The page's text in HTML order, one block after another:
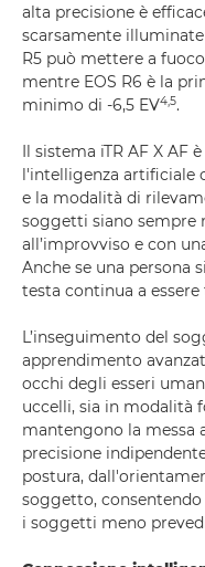
alta precisione è
scarsamente
R5 può mettere a
mentre EOS R6 è la
minimo di -6,5 EV4,5.
Il sistema iTR AF X AF
l'intelligenza artificiale
e la modalità di
soggetti siano sempre
all’improvviso e con
Anche se una persona
testa continua a essere
L’inseguimento del
apprendimento
occhi degli esseri
uccelli, sia in modalità
mantengono la messa
precisione
postura,
soggetto,
i soggetti meno